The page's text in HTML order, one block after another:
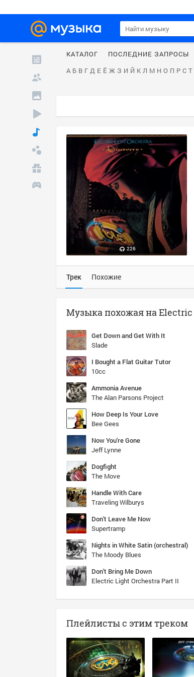
КАТАЛОГ
ПОСЛЕДНИЕ ЗАПРОСЫ
А Б В Г Д Е Ё Ж З И Й К Л М Н О П Р С Т
226
Трек Похожие
Get Down and Get With It
Slade
I Bought a Flat Guitar Tutor
10cc
Ammonia Avenue
The Alan Parsons Project
How Deep Is Your Love
Bee Gees
Now You're Gone
Jeff Lynne
Dogfight
The Move
Handle With Care
Traveling Wilburys
Don't Leave Me Now
Supertramp
Nights in White Satin (orchestral)
The Moody Blues
Don't Bring Me Down
Electric Light Orchestra Part II
Плейлисты с этим треком